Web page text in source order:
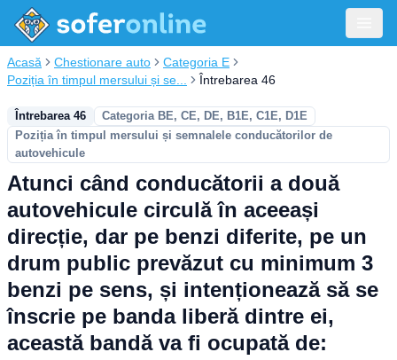
Acasă Chestionare auto
Categoria E
Poziția în timpul mersului și se...
Întrebarea 46
Întrebarea 46
Categoria BE, CE, DE, B1E, C1E, D1E
Poziția în timpul mersului și semnalele conducătorilor de
autovehicule
Atunci când conducătorii a două
autovehicule circulă în aceeași
direcție, dar pe benzi diferite, pe un
drum public prevăzut cu minimum 3
benzi pe sens, și intenționează să se
înscrie pe banda liberă dintre ei,
această bandă va fi ocupată de: